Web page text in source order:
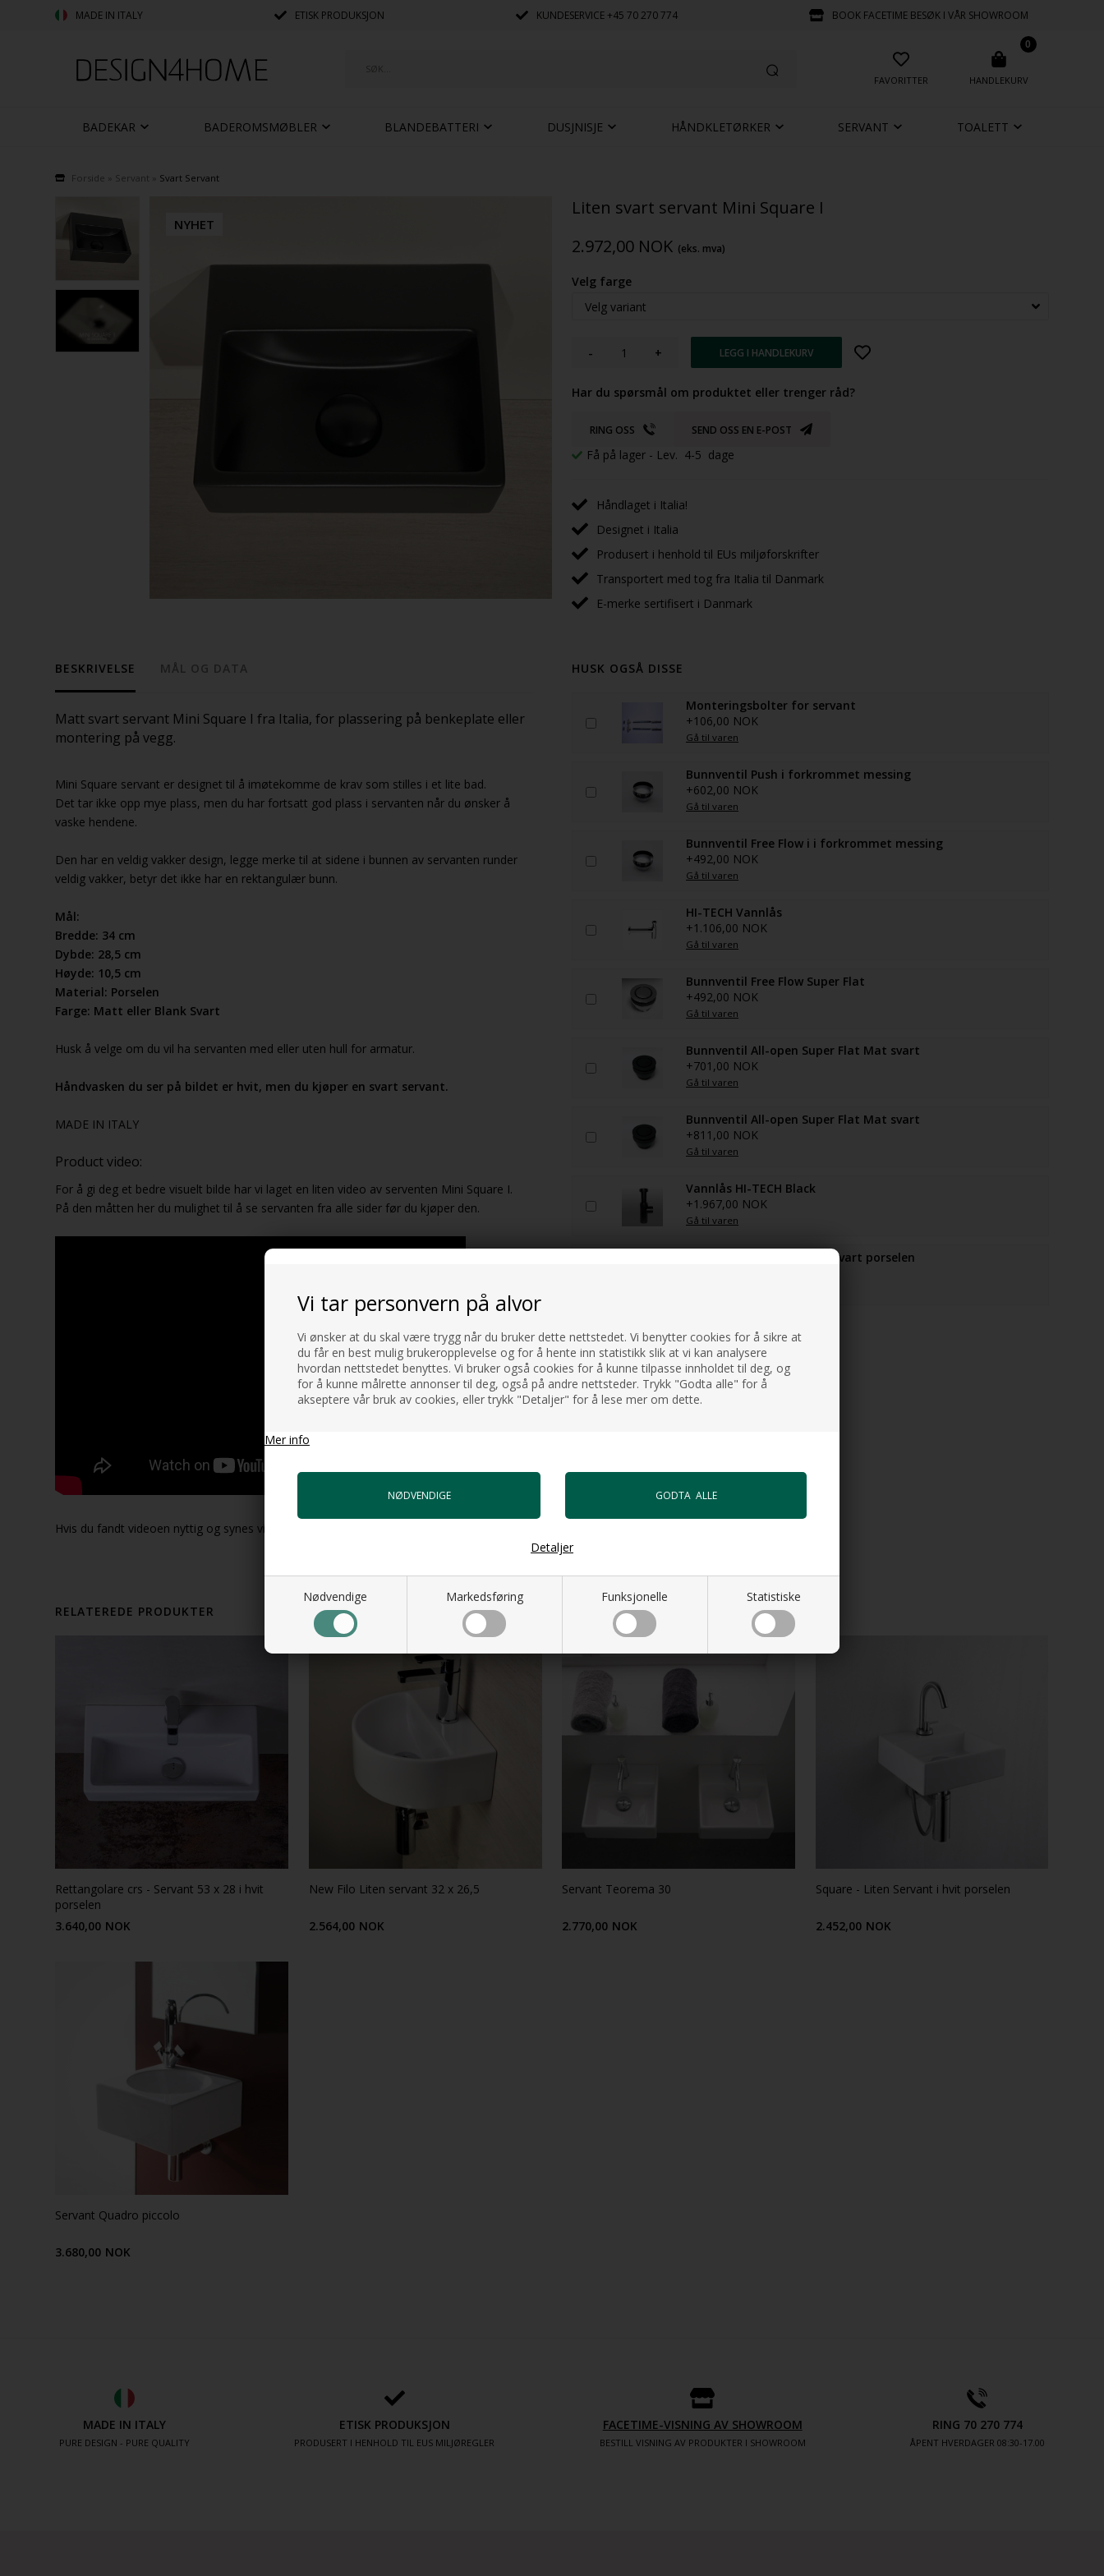
Vi tar personvern på alvor
Vi ønsker at du skal være trygg når du bruker dette nettstedet. Vi benytter cookies for å sikre at
du får en best mulig brukeropplevelse og for å hente inn statistikk slik at vi kan analysere
hvordan nettstedet benyttes. Vi bruker også cookies for å kunne tilpasse innholdet til deg, og
for å kunne målrette annonser til deg, også på andre nettsteder. Trykk "Godta alle" for å
akseptere vår bruk av cookies, eller trykk "Detaljer" for å lese mer om dette.
Mer info
Nødvendige Markedsføring Funksjonelle Statistiske
Detaljer
MADE IN ITALY ETISK PRODUKSJON KUNDESERVICE +45 70 270 774 BOOK FACETIME BESØK I VÅR SHOWROOM
FAVORITTER
0
HANDLEKURV
BADEKAR BADEROMSMØBLER BLANDEBATTERI DUSJNISJE HÅNDKLETØRKER SERVANT TOALETT
Forside Servant Svart Servant
NYHET
Liten svart servant Mini Square I
2.972,00 NOK (eks. mva)
Velg farge
- +
Har du spørsmål om produktet eller trenger råd?
RING OSS SEND OSS EN E-POST
Få på lager - Lev. 4-5 dage
Håndlaget i Italia!
Designet i Italia
Produsert i henhold til EUs miljøforskrifter
Transportert med tog fra Italia til Danmark
E-merke sertifisert i Danmark
BESKRIVELSE MÅL OG DATA
Matt svart servant Mini Square I fra Italia, for plassering på benkeplate eller
montering på vegg.
Mini Square servant er designet til å imøtekomme de krav som stilles i et lite bad.
Det tar ikke opp mye plass, men du har fortsatt god plass i servanten når du ønsker å
vaske hendene.
Den har en veldig vakker design, legge merke til at sidene i bunnen av servanten runder
veldig vakker, betyr det ikke har en rektangulær bunn.
Mål:
Bredde: 34 cm
Dybde: 28,5 cm
Høyde: 10,5 cm
Material: Porselen
Farge: Matt eller Blank Svart
Husk å velge om du vil ha servanten med eller uten hull for armatur.
Håndvasken du ser på bildet er hvit, men du kjøper en svart servant.
MADE IN ITALY
Product video:
For å gi deg et bedre visuelt bilde har vi laget en liten video av serventen Mini Square I.
På den måtten her du mulighet til å se servanten fra alle sider før du kjøper den.
Hvis du fandt videoen nyttig og synes vi bør gjøre flere product videoer så like videoen
HUSK OGSÅ DISSE
Monteringsbolter for servant
+106,00 NOK
Gå til varen
Bunnventil Push i forkrommet messing
+602,00 NOK
Gå til varen
Bunnventil Free Flow i i forkrommet messing
+492,00 NOK
Gå til varen
HI-TECH Vannlås
+1.106,00 NOK
Gå til varen
Bunnventil Free Flow Super Flat
+492,00 NOK
Gå til varen
Bunnventil All-open Super Flat Mat svart
+701,00 NOK
Gå til varen
Bunnventil All-open Super Flat Mat svart
+811,00 NOK
Gå til varen
Vannlås HI-TECH Black
+1.967,00 NOK
Gå til varen
Bunnventil Free Flow AT i Svart porselen
RELATEREDE PRODUKTER
Rettangolare crs - Servant 53 x 28 i hvit
porselen
3.640,00 NOK
New Filo Liten servant 32 x 26,5
2.564,00 NOK
Servant Teorema 30
2.770,00 NOK
Square - Liten Servant i hvit porselen
2.452,00 NOK
Servant Quadro piccolo
3.680,00 NOK
MADE IN ITALY
PURE DESIGN - PURE QUALITY
ETISK PRODUKSJON
PRODUSERT I HENHOLD TIL EUS MILJØREGLER
FACETIME-VISNING AV SHOWROOM
BESTILL VISNING AV PRODUKTER I SHOWROOM
RING 70 270 774
ÅPENT HVERDAGER 08:30-17.00